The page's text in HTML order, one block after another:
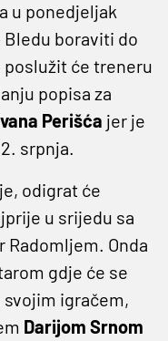
u ponedjeljak
boraviti do
poslužit će treneru
popisa za
Perišća jer je
srpnja.
odigrat će
u srijedu sa
Onda
gdje će se
igračem,
Darijom Srnom